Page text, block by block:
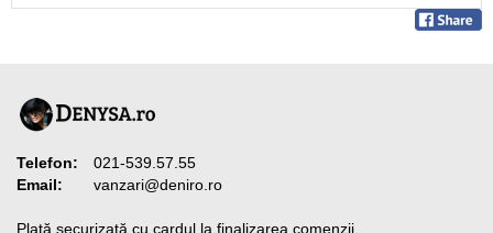
Telefon:
021-539.57.55
Email:
vanzari@deniro.ro
Plată securizată cu cardul la finalizarea comenzii.